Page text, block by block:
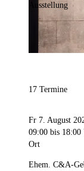
Ausstellung
17 Termine
Fr 7. August
09:00 bis 18:00
Ort
Ehem. C&A-